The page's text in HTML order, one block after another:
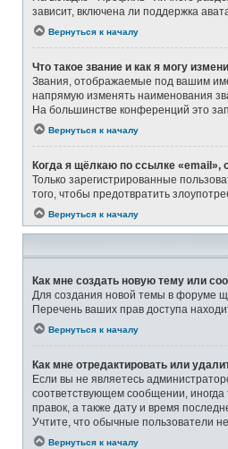
зависит, включена ли поддержка
Вернуться к началу
Что такое звание и как я могу
Звания, отображаемые под вашим
напрямую изменять наименования
На большинстве конференций это
Вернуться к началу
Когда я щёлкаю по ссылке «email»,
Только зарегистрированные
того, чтобы предотвратить
Вернуться к началу
Как мне создать новую тему или
Для создания новой темы в форуме
Перечень ваших прав доступа
Вернуться к началу
Как мне отредактировать или
Если вы не являетесь
соответствующем сообщении, иногда
правок, а также дату и время
Учтите, что обычные пользователи
Вернуться к началу